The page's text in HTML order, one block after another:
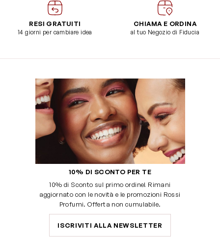
RESI GRATUITI
14 giorni per cambiare idea
CHIAMA E ORDINA
al tuo Negozio di Fiducia
10% DI SCONTO PER TE
10% di Sconto sul primo ordine! Rimani
aggiornato con le novità e le promozioni Rossi
Profumi. Offerta non cumulabile.
ISCRIVITI ALLA NEWSLETTER